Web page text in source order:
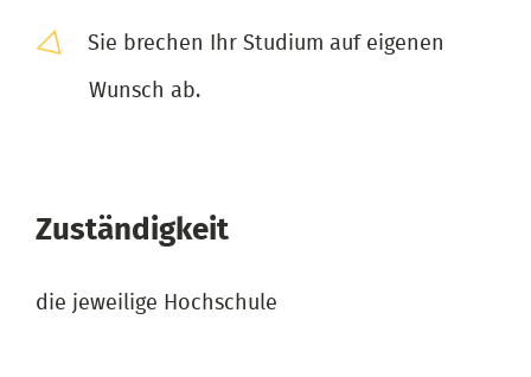
Sie brechen Ihr Studium auf eigenen
Wunsch ab.
Zuständigkeit
die jeweilige Hochschule